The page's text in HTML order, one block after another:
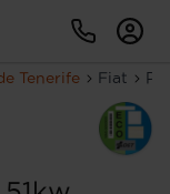
Tenerife Fiat